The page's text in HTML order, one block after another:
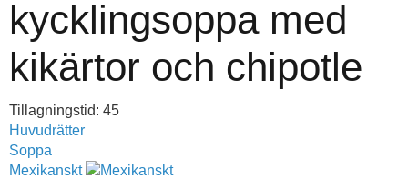
kycklingsoppa med
kikärtor och chipotle
Tillagningstid: 45
Huvudrätter
Soppa
Mexikanskt